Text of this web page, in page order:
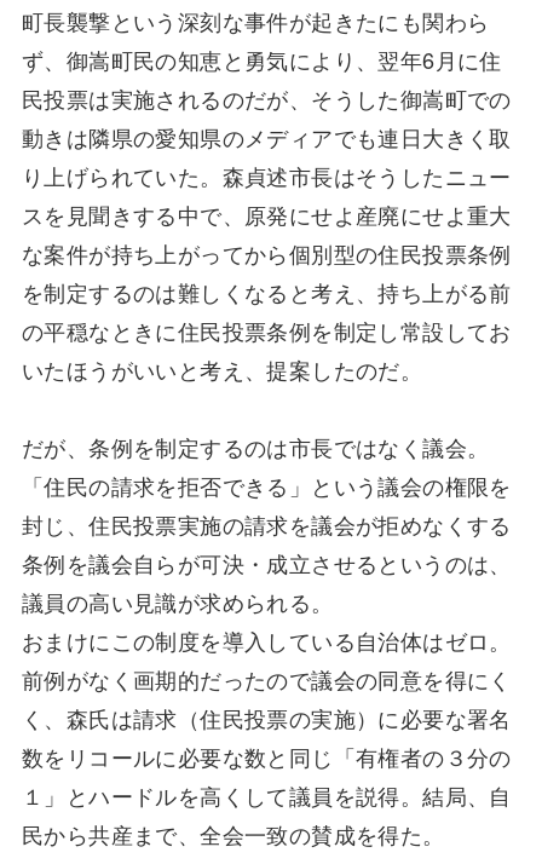
町長襲撃という深刻な事件が起きたにも関わら
ず、御嵩町民の知恵と勇気により、翌年6月に住
民投票は実施されるのだが、そうした御嵩町での
動きは隣県の愛知県のメディアでも連日大きく取
り上げられていた。森貞述市長はそうしたニュー
スを見聞きする中で、原発にせよ産廃にせよ重大
な案件が持ち上がってから個別型の住民投票条例
を制定するのは難しくなると考え、持ち上がる前
の平穏なときに住民投票条例を制定し常設してお
いたほうがいいと考え、提案したのだ。
だが、条例を制定するのは市長ではなく議会。
「住民の請求を拒否できる」という議会の権限を
封じ、住民投票実施の請求を議会が拒めなくする
条例を議会自らが可決・成立させるというのは、
議員の高い見識が求められる。
おまけにこの制度を導入している自治体はゼロ。
前例がなく画期的だったので議会の同意を得にく
く、森氏は請求（住民投票の実施）に必要な署名
数をリコールに必要な数と同じ「有権者の３分の
１」とハードルを高くして議員を説得。結局、自
民から共産まで、全会一致の賛成を得た。